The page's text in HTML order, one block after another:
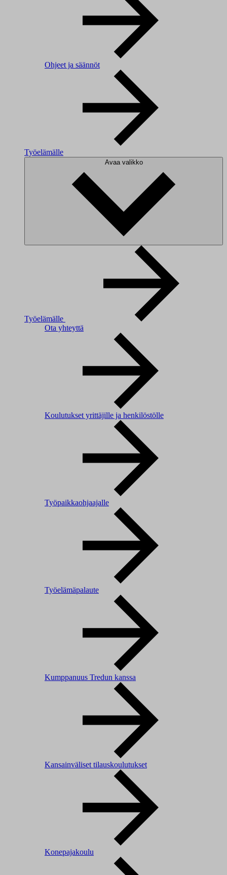
Ohjeet ja säännöt
Työelämälle
Avaa valikko
Työelämälle
Ota yhteyttä
Koulutukset yrittäjille ja henkilöstölle
Työpaikkaohjaajalle
Työelämäpalaute
Kumppanuus Tredun kanssa
Kansainväliset tilauskoulutukset
Konepajakoulu